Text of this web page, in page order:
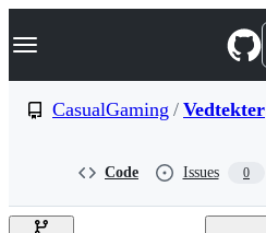
k
p
e
Navigation Menu
CasualGaming / Vedtekter
Code Issues 0